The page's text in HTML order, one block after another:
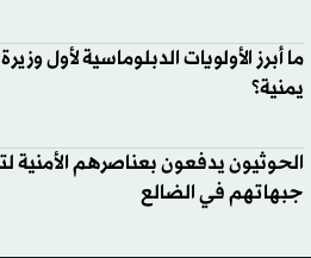
ما أبرز الأولويات الدبلوماسية لأول
يمنية؟
الحوثيون يدفعون بعناصرهم الأمنية
جبهاتهم في الضالع